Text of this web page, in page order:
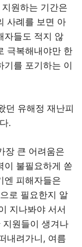
원하는 기간은
사례를 보면 아
자들도 적지 않
극복해내야만 한
기를 포기하는 이
던 유해정 재난피
.
장 큰 어려움은
이 불필요하게 쏟
엔 피해자들은
로 필요한지 알
지나봐야 서서
원들이 생겨나
내려가니, 여름